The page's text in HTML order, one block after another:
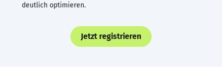
deutlich optimieren.
Jetzt registrieren